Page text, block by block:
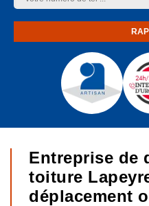
Entreprise de
toiture
déplacement